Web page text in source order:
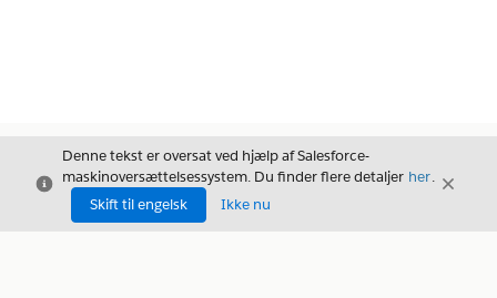
Luk
Denne tekst er oversat ved hjælp af Salesforce-
maskinoversættelsessystem. Du finder flere detaljer her.
Skift til engelsk
Ikke nu
Luk